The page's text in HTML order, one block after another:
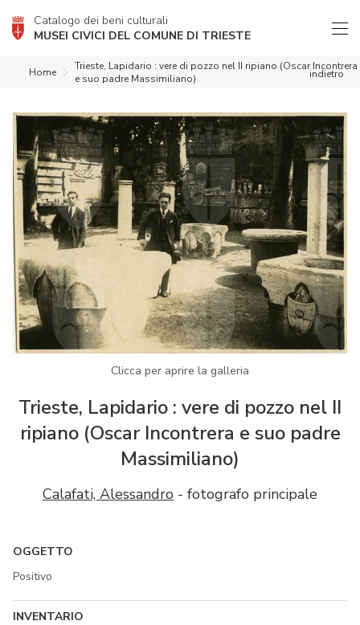
Catalogo dei beni culturali
MUSEI CIVICI DEL COMUNE DI TRIESTE
indietro
Home
Trieste, Lapidario : vere di pozzo nel II ripiano (Oscar Incontrera
e suo padre Massimiliano)
Clicca per aprire la galleria
Trieste, Lapidario : vere di pozzo nel II
ripiano (Oscar Incontrera e suo padre
Massimiliano)
Calafati, Alessandro - fotografo principale
OGGETTO
Positivo
INVENTARIO